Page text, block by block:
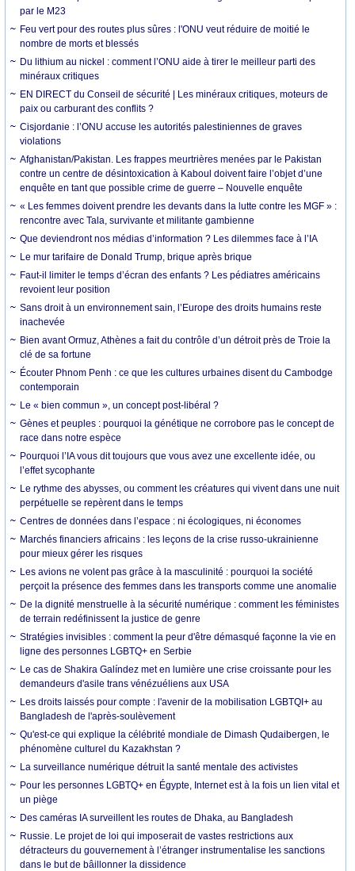
par le M23
Feu vert pour des routes plus sûres : l'ONU veut réduire de moitié le
nombre de morts et blessés
Du lithium au nickel : comment l’ONU aide à tirer le meilleur parti des
minéraux critiques
EN DIRECT du Conseil de sécurité | Les minéraux critiques, moteurs de
paix ou carburant des conflits ?
Cisjordanie : l’ONU accuse les autorités palestiniennes de graves
violations
Afghanistan/Pakistan. Les frappes meurtrières menées par le Pakistan
contre un centre de désintoxication à Kaboul doivent faire l’objet d’une
enquête en tant que possible crime de guerre – Nouvelle enquête
« Les femmes doivent prendre les devants dans la lutte contre les MGF » :
rencontre avec Tala, survivante et militante gambienne
Que deviendront nos médias d’information ? Les dilemmes face à l’IA
Le mur tarifaire de Donald Trump, brique après brique
Faut-il limiter le temps d’écran des enfants ? Les pédiatres américains
revoient leur position
Sans droit à un environnement sain, l’Europe des droits humains reste
inachevée
Bien avant Ormuz, Athènes a fait du contrôle d’un détroit près de Troie la
clé de sa fortune
Écouter Phnom Penh : ce que les cultures urbaines disent du Cambodge
contemporain
Le « bien commun », un concept post-libéral ?
Gènes et peuples : pourquoi la génétique ne corrobore pas le concept de
race dans notre espèce
Pourquoi l’IA vous dit toujours que vous avez une excellente idée, ou
l’effet sycophante
Le rythme des abysses, ou comment les créatures qui vivent dans une nuit
perpétuelle se repèrent dans le temps
Centres de données dans l’espace : ni écologiques, ni économes
Marchés financiers africains : les leçons de la crise russo-ukrainienne
pour mieux gérer les risques
Les avions ne volent pas grâce à la masculinité : pourquoi la société
perçoit la présence des femmes dans les transports comme une anomalie
De la dignité menstruelle à la sécurité numérique : comment les féministes
de terrain redéfinissent la justice de genre
Stratégies invisibles : comment la peur d'être démasqué façonne la vie en
ligne des personnes LGBTQ+ en Serbie
Le cas de Shakira Galíndez met en lumière une crise croissante pour les
demandeurs d'asile trans vénézuéliens aux USA
Les droits laissés pour compte : l'avenir de la mobilisation LGBTQI+ au
Bangladesh de l'après-soulèvement
Qu'est-ce qui explique la célébrité mondiale de Dimash Qudaibergen, le
phénomène culturel du Kazakhstan ?
La surveillance numérique détruit la santé mentale des activistes
Pour les personnes LGBTQ+ en Égypte, Internet est à la fois un lien vital et
un piège
Des caméras IA surveillent les routes de Dhaka, au Bangladesh
Russie. Le projet de loi qui imposerait de vastes restrictions aux
détracteurs du gouvernement à l’étranger instrumentalise les sanctions
dans le but de bâillonner la dissidence